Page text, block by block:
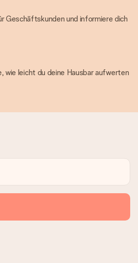
Geschäftskunden und informiere dich
wie leicht du deine Hausbar aufwerten